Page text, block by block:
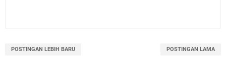
POSTINGAN LEBIH BARU POSTINGAN LAMA